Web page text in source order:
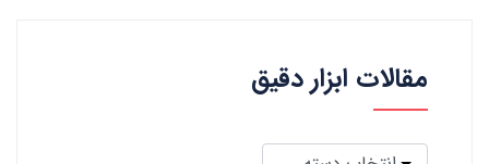
مقالات ابزار دقیق